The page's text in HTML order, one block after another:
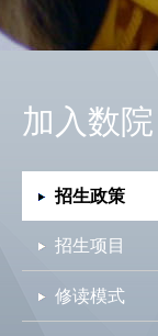
加入数院
招生政策
招生项目
修读模式